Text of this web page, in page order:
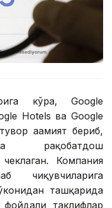
кўра, Google
Hotels ва Google
аҳамият бериб,
рақобатдош
Компания
чиқувчиларига
ташқарида
таклифлар